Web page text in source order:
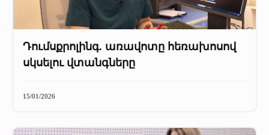
Դումսքրոլինգ. առավոտը հեռախոսով
սկսելու վտանգները
15/01/2026